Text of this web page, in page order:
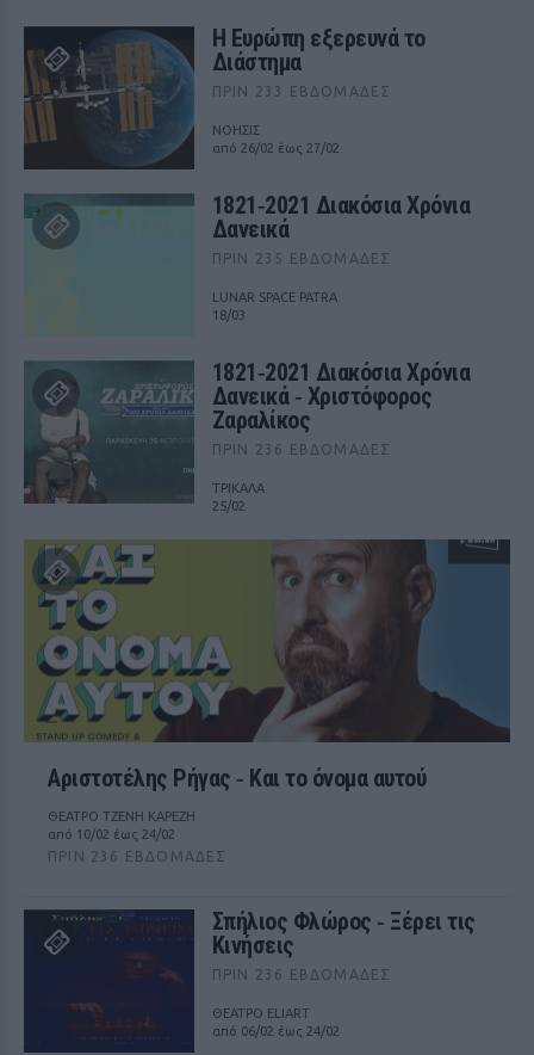
Η Ευρώπη εξερευνά το
Διάστημα
ΠΡΙΝ 233 ΕΒΔΟΜΆΔΕΣ
ΝΟΗΣΙΣ
από 26/02 έως 27/02
1821‑2021 Διακόσια Χρόνια
Δανεικά
ΠΡΙΝ 235 ΕΒΔΟΜΆΔΕΣ
LUNAR SPACE PATRA
18/03
1821‑2021 Διακόσια Χρόνια
Δανεικά ‑ Χριστόφορος
Ζαραλίκος
ΠΡΙΝ 236 ΕΒΔΟΜΆΔΕΣ
ΤΡΙΚΑΛΑ
25/02
Αριστοτέλης Ρήγας ‑ Kαι το όνομα αυτού
ΘΕΑΤΡΟ ΤΖΕΝΗ ΚΑΡΕΖΗ
από 10/02 έως 24/02
ΠΡΙΝ 236 ΕΒΔΟΜΆΔΕΣ
Σπήλιος Φλώρος ‑ Ξέρει τις
Κινήσεις
ΠΡΙΝ 236 ΕΒΔΟΜΆΔΕΣ
ΘΕΑΤΡΟ ELIART
από 06/02 έως 24/02